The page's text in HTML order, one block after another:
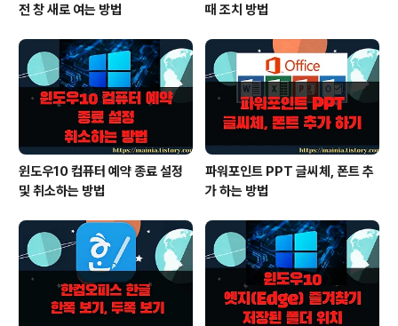
전 창 새로 여는 방법
때 조치 방법
윈도우10 컴퓨터 예약 종료 설정
및 취소하는 방법
파워포인트 PPT 글씨체, 폰트 추
가 하는 방법